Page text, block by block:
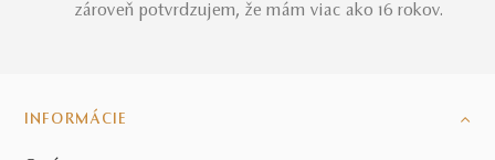
zároveň potvrdzujem, že mám viac ako 16 rokov.
INFORMÁCIE